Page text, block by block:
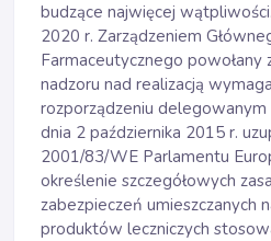
budzące najwięcej
2020 r. Zarządzeniem
Farmaceutycznego powołany
nadzoru nad realizacją
rozporządzeniu
dnia 2 października 2015 r.
2001/83/WE Parlamentu
określenie szczegółowych
zabezpieczeń umieszczanych
produktów leczniczych